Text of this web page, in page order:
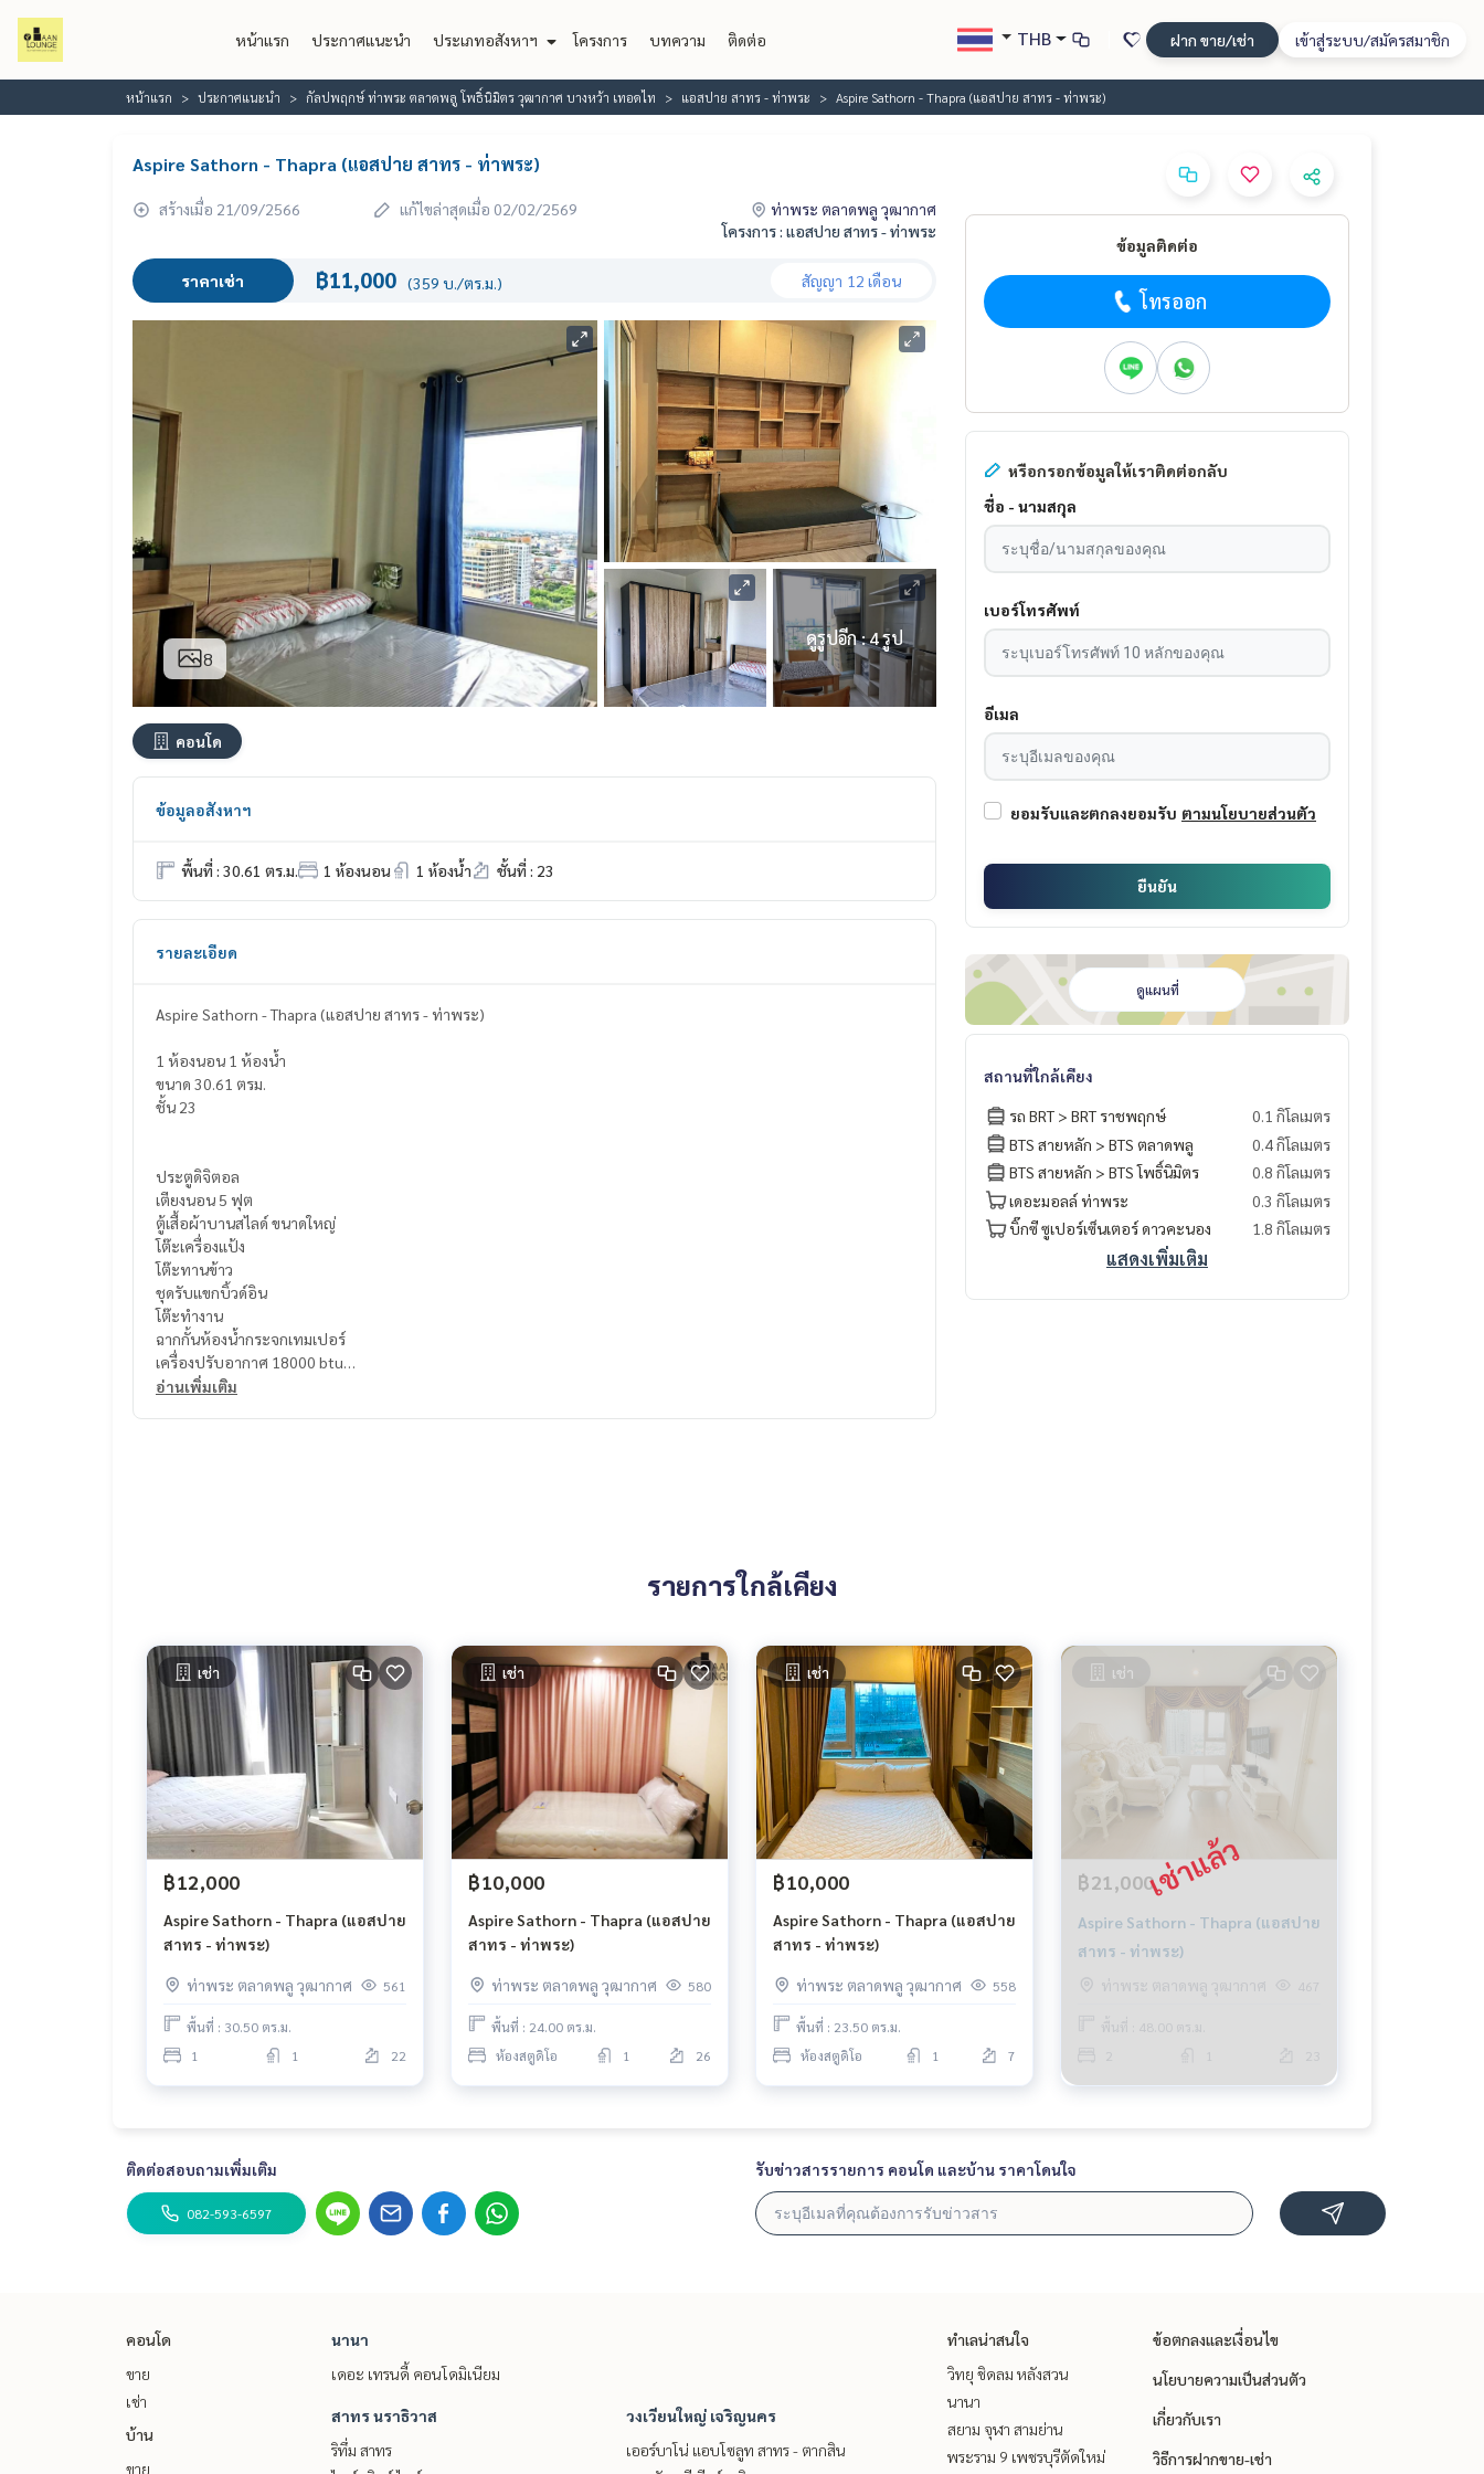
หน้าแรก ประกาศแนะนำ ประเภทอสังหาฯ โครงการ บทความ ติดต่อ THB ฝาก ขาย/เช่า เข้าสู่ระบบ/สมัครสมาชิก
หน้าแรก ประกาศแนะนำ กัลปพฤกษ์ ท่าพระ ตลาดพลู โพธิ์นิมิตร วุฒากาศ บางหว้า เทอดไท แอสปาย สาทร - ท่าพระ Aspire Sathorn - Thapra (แอสปาย สาทร - ท่าพระ)
Aspire Sathorn - Thapra (แอสปาย สาทร - ท่าพระ)
สร้างเมื่อ 21/09/2566 แก้ไขล่าสุดเมื่อ 02/02/2569
ท่าพระ ตลาดพลู วุฒากาศ
โครงการ : แอสปาย สาทร - ท่าพระ
ราคาเช่า ฿11,000 (359 บ./ตร.ม.) สัญญา 12 เดือน
8
ดูรูปอีก : 4 รูป
คอนโด
ข้อมูลอสังหาฯ
พื้นที่ : 30.61 ตร.ม. 1 ห้องนอน 1 ห้องน้ำ ชั้นที่ : 23
รายละเอียด
Aspire Sathorn - Thapra (แอสปาย สาทร - ท่าพระ)
1 ห้องนอน 1 ห้องน้ำ
ขนาด 30.61 ตรม.
ชั้น 23
ประตูดิจิตอล
เตียงนอน 5 ฟุต
ตู้เสื้อผ้าบานสไลด์ ขนาดใหญ่
โต๊ะเครื่องแป้ง
โต๊ะทานข้าว
ชุดรับแขกบิ้วด์อิน
โต๊ะทำงาน
ฉากกั้นห้องน้ำกระจกเทมเปอร์
เครื่องปรับอากาศ 18000 btu
ตู้เย็น 2 ประตู
โรงรถ สวนหย่อม / พื้นที่จัดบาร์บีคิว ฟิตเนส ลิฟท์ ห้องเซาว์น่า การรักษาความปลอดภัย 24 ชั่วโมง สระว่ายน้ำ
ห้างสรรพสินค้าเดอะมอลล์ (ท่าพระ)
ศูนย์การค้าไทยช่วยไทยพลาซ่า
โฮมเฟรชมาร์ท (เดอะมอลล์ท่าพระ)
โรงเรียนกงลี้จงซัน
โรงเรียนมณีวิทยา
โรงเรียนกันตทาราราม
โรงเรียนวัดบางสะแกนอก
บาร์บีคิวพลาซ่า
โรงพยาบาลเยาวรักษ์
Aspire Sathorn - Thapra
Size 30.61 sq m.
dining table
Built-in living room set
work desk
microwave
อ่านเพิ่มเติม
ข้อมูลติดต่อ
โทรออก
หรือกรอกข้อมูลให้เราติดต่อกลับ
ชื่อ - นามสกุล
เบอร์โทรศัพท์
อีเมล
ยอมรับและตกลงยอมรับ ตามนโยบายส่วนตัว
ยืนยัน
ดูแผนที่
สถานที่ใกล้เคียง
รถ BRT > BRT ราชพฤกษ์
0.1 กิโลเมตร
BTS สายหลัก > BTS ตลาดพลู
0.4 กิโลเมตร
BTS สายหลัก > BTS โพธิ์นิมิตร
0.8 กิโลเมตร
เดอะมอลล์ ท่าพระ
0.3 กิโลเมตร
บิ๊กซี ซูเปอร์เซ็นเตอร์ ดาวคะนอง
1.8 กิโลเมตร
แสดงเพิ่มเติม
รายการใกล้เคียง
เช่า
฿12,000
Aspire Sathorn - Thapra (แอสปาย
สาทร - ท่าพระ)
ท่าพระ ตลาดพลู วุฒากาศ 561
พื้นที่ : 30.50 ตร.ม.
1
1 22
เช่า
฿10,000
Aspire Sathorn - Thapra (แอสปาย
สาทร - ท่าพระ)
ท่าพระ ตลาดพลู วุฒากาศ 580
พื้นที่ : 24.00 ตร.ม.
ห้องสตูดิโอ
1 26
เช่า
฿10,000
Aspire Sathorn - Thapra (แอสปาย
สาทร - ท่าพระ)
ท่าพระ ตลาดพลู วุฒากาศ 558
พื้นที่ : 23.50 ตร.ม.
ห้องสตูดิโอ
1 7
เช่า
฿21,000
Aspire Sathorn - Thapra (แอสปาย
สาทร - ท่าพระ)
ท่าพระ ตลาดพลู วุฒากาศ
467
พื้นที่ : 48.00 ตร.ม.
ติดต่อสอบถามเพิ่มเติม
082-593-6597
รับข่าวสารรายการ คอนโด และบ้าน ราคาโดนใจ
คอนโด
ขาย
เช่า
บ้าน
ขาย
นานา
เดอะ เทรนดี้ คอนโดมิเนียม
สาทร นราธิวาส
ริทึ่ม สาทร
วงเวียนใหญ่ เจริญนคร
เออร์บาโน่ แอบโซลูท สาทร - ตากสิน
ทำเลน่าสนใจ
วิทยุ ชิดลม หลังสวน
นานา
สยาม จุฬา สามย่าน
พระราม 9 เพชรบุรีตัดใหม่
ข้อตกลงและเงื่อนไข
นโยบายความเป็นส่วนตัว
เกี่ยวกับเรา
วิธีการฝากขาย-เช่า